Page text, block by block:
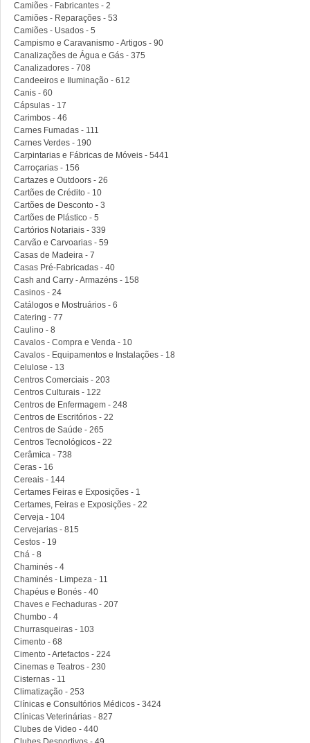
Camiões - Fabricantes - 2
Camiões - Reparações - 53
Camiões - Usados - 5
Campismo e Caravanismo - Artigos - 90
Canalizações de Água e Gás - 375
Canalizadores - 708
Candeeiros e Iluminação - 612
Canis - 60
Cápsulas - 17
Carimbos - 46
Carnes Fumadas - 111
Carnes Verdes - 190
Carpintarias e Fábricas de Móveis - 5441
Carroçarias - 156
Cartazes e Outdoors - 26
Cartões de Crédito - 10
Cartões de Desconto - 3
Cartões de Plástico - 5
Cartórios Notariais - 339
Carvão e Carvoarias - 59
Casas de Madeira - 7
Casas Pré-Fabricadas - 40
Cash and Carry - Armazéns - 158
Casinos - 24
Catálogos e Mostruários - 6
Catering - 77
Caulino - 8
Cavalos - Compra e Venda - 10
Cavalos - Equipamentos e Instalações - 18
Celulose - 13
Centros Comerciais - 203
Centros Culturais - 122
Centros de Enfermagem - 248
Centros de Escritórios - 22
Centros de Saúde - 265
Centros Tecnológicos - 22
Cerâmica - 738
Ceras - 16
Cereais - 144
Certames Feiras e Exposições - 1
Certames, Feiras e Exposições - 22
Cerveja - 104
Cervejarias - 815
Cestos - 19
Chá - 8
Chaminés - 4
Chaminés - Limpeza - 11
Chapéus e Bonés - 40
Chaves e Fechaduras - 207
Chumbo - 4
Churrasqueiras - 103
Cimento - 68
Cimento - Artefactos - 224
Cinemas e Teatros - 230
Cisternas - 11
Climatização - 253
Clínicas e Consultórios Médicos - 3424
Clínicas Veterinárias - 827
Clubes de Video - 440